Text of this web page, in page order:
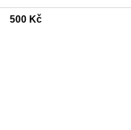
500 Kč